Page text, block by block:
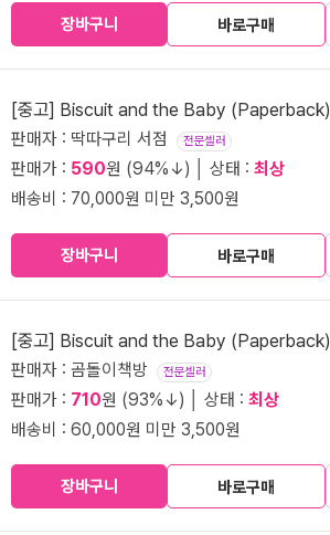
장바구니 바로구매
[중고] Biscuit and the Baby (Paperback)
판매자 : 딱따구리 서점 전문셀러
판매가 : 590원 (94%↓) │ 상태 : 최상
배송비 : 70,000원 미만 3,500원
장바구니 바로구매
[중고] Biscuit and the Baby (Paperback)
판매자 : 곰돌이책방 전문셀러
판매가 : 710원 (93%↓) │ 상태 : 최상
배송비 : 60,000원 미만 3,500원
장바구니 바로구매